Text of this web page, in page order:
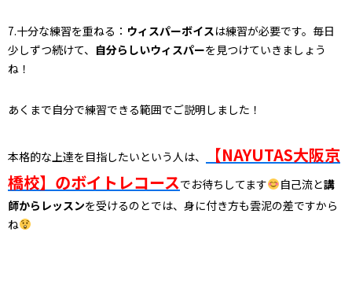
7.十分な練習を重ねる： ウィスパーボイスは練習が必要です。毎日
少しずつ続けて、 自分らしいウィスパーを見つけていきましょう
ね！
あくまで自分で練習できる範囲でご説明しました！
本格的な上達を目指したいという人は、
【NAYUTAS大阪京
橋校】のボイトレコースでお待ちしてます 自己流と講
師からレッスンを受けるのとでは、身に付き方も雲泥の差ですから
ね